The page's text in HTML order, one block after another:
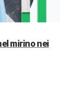
mirino nei